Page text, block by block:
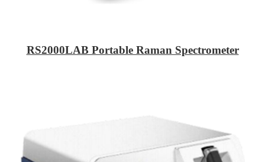
RS2000LAB Portable Raman Spectrometer